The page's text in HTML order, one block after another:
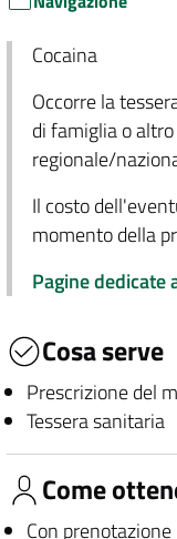
Cocaina
Occorre la
di famiglia o
regionale/
Il costo
momento della
Pagine dedicate
Cosa serve
Prescrizione del
Tessera sanitaria
Come
Con prenotazione